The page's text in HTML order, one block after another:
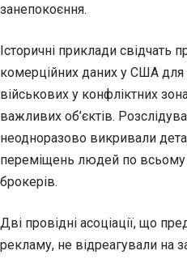
занепокоєння.
Історичні приклади свідчать
комерційних даних у США
військових у конфліктних
важливих об’єктів.
неодноразово викривали
переміщень людей по всьому
брокерів.
Дві провідні асоціації, що
рекламу, не відреагували на